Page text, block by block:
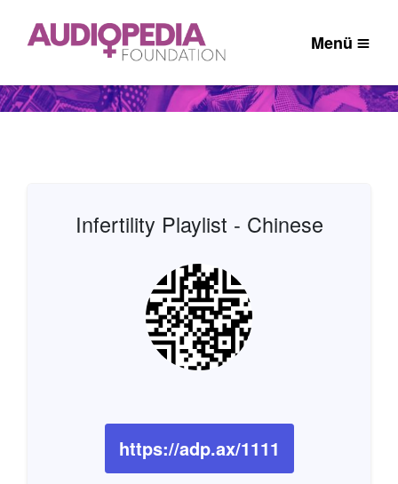
Menü
Infertility Playlist - Chinese
https://adp.ax/1111